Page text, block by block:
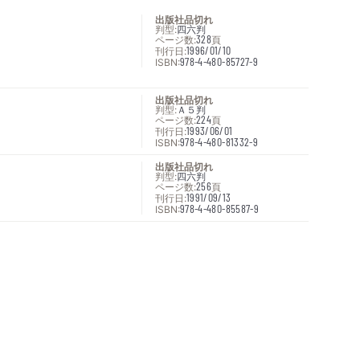
出版社品切れ
判型:四六判
ページ数:328頁
刊行日:1996/01/10
ISBN:978-4-480-85727-9
出版社品切れ
判型: Ａ５判
ページ数:224頁
刊行日:1993/06/01
ISBN:978-4-480-81332-9
出版社品切れ
判型:四六判
ページ数:256頁
刊行日:1991/09/13
ISBN:978-4-480-85587-9